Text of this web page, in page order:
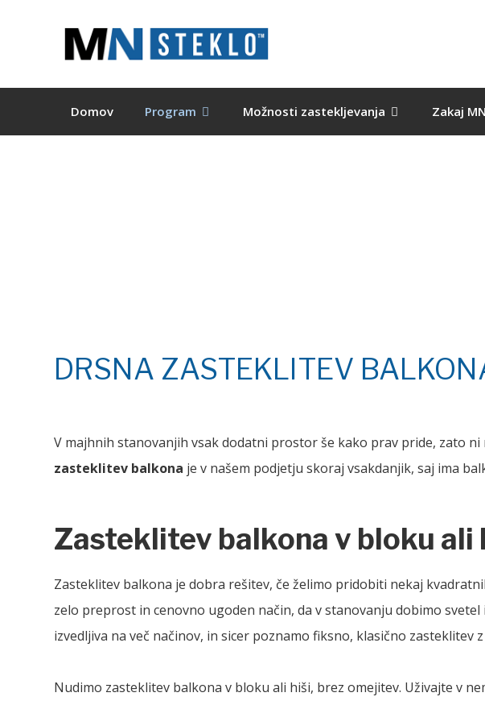
Domov Program Možnosti zastekljevanja Zakaj
DRSNA ZASTEKLITEV
V majhnih stanovanjih vsak dodatni prostor še kako prav pride, zato
zasteklitev balkona je v našem podjetju skoraj vsakdanjik, saj ima
Zasteklitev balkona v bloku ali
Zasteklitev balkona je dobra rešitev, če želimo pridobiti nekaj
zelo preprost in cenovno ugoden način, da v stanovanju dobimo
izvedljiva na več načinov, in sicer poznamo fiksno, klasično zasteklitev
Nudimo zasteklitev balkona v bloku ali hiši, brez omejitev. Uživajte v